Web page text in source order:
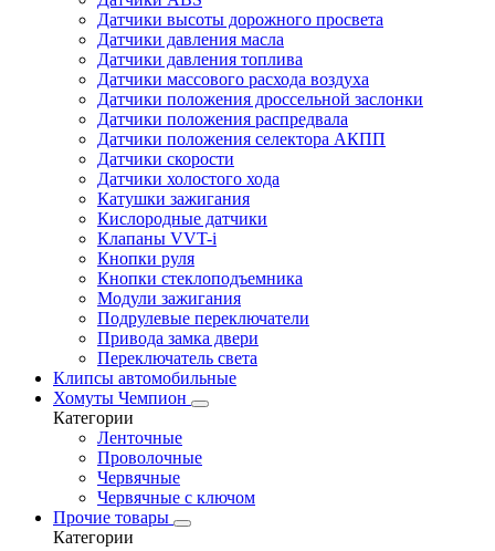
Датчики высоты дорожного просвета
Датчики давления масла
Датчики давления топлива
Датчики массового расхода воздуха
Датчики положения дроссельной заслонки
Датчики положения распредвала
Датчики положения селектора АКПП
Датчики скорости
Датчики холостого хода
Катушки зажигания
Кислородные датчики
Клапаны VVT-i
Кнопки руля
Кнопки стеклоподъемника
Модули зажигания
Подрулевые переключатели
Привода замка двери
Переключатель света
Клипсы автомобильные
Хомуты Чемпион
Категории
Ленточные
Проволочные
Червячные
Червячные с ключом
Прочие товары
Категории